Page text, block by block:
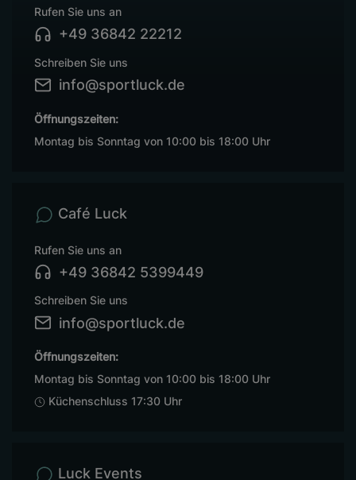
Rufen Sie uns an
+49 36842 22212
Schreiben Sie uns
info@sportluck.de
Öffnungszeiten:
Montag bis Sonntag von 10:00 bis 18:00 Uhr
Café Luck
Rufen Sie uns an
+49 36842 5399449
Schreiben Sie uns
info@sportluck.de
Öffnungszeiten:
Montag bis Sonntag von 10:00 bis 18:00 Uhr
Küchenschluss 17:30 Uhr
Luck Events